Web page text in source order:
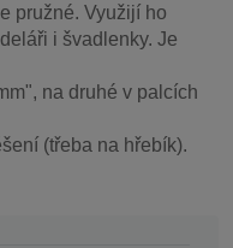
pružné. Využijí ho
i švadlenky. Je
na druhé v palcích
(třeba na hřebík).